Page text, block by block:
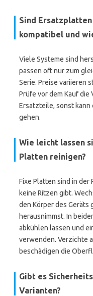
Sind
kompatibel und
Viele Systeme sind
passen oft nur zum
Serie. Preise variieren
Prüfe vor dem Kauf
Ersatzteile, sonst
gehen.
Wie leicht lassen
Platten reinigen?
Fixe Platten sind in der
keine Ritzen gibt.
den Körper des Geräts
herausnimmst. In
abkühlen lassen und
verwenden. Verzichte
beschädigen die
Gibt es
Varianten?